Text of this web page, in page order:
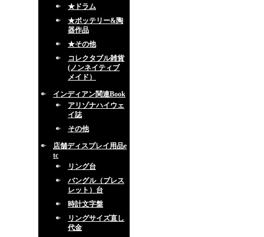
★ドラム
★ポッテリー&陶
器作品
★その他
コレクタブル雑貨
(ノンネイティブ
メイド）
インディアン関連Book
アリゾナハイウェ
イ誌
その他
店舗ディスプレイ用品e
tc
リング台
バングル（ブレス
レット）台
時計文字盤
リングサイズ直し
代金